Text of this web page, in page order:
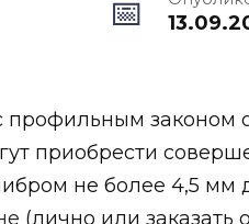
профильным законом
приобрести
не более 4,5 мм
(лично или